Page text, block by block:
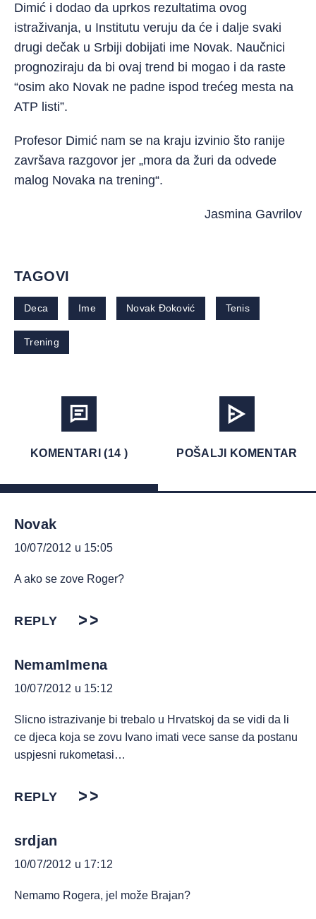
Dimić i dodao da uprkos rezultatima ovog
istraživanja, u Institutu veruju da će i dalje svaki
drugi dečak u Srbiji dobijati ime Novak. Naučnici
prognoziraju da bi ovaj trend bi mogao i da raste
“osim ako Novak ne padne ispod trećeg mesta na
ATP listi”.
Profesor Dimić nam se na kraju izvinio što ranije
završava razgovor jer „mora da žuri da odvede
malog Novaka na trening“.
Jasmina Gavrilov
TAGOVI
Deca Ime Novak Đoković Tenis
Trening
KOMENTARI (14 ) POŠALJI KOMENTAR
Novak
10/07/2012 u 15:05
A ako se zove Roger?
REPLY
NemamImena
10/07/2012 u 15:12
Slicno istrazivanje bi trebalo u Hrvatskoj da se vidi da li
ce djeca koja se zovu Ivano imati vece sanse da postanu
uspjesni rukometasi…
REPLY
srdjan
10/07/2012 u 17:12
Nemamo Rogera, jel može Brajan?